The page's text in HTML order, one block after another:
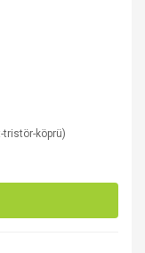
tristör-köprü)